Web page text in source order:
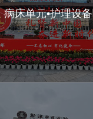
病床单元•护理设备